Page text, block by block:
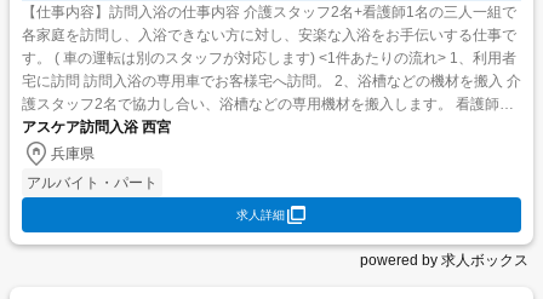
【仕事内容】訪問入浴の仕事内容 介護スタッフ2名+看護師1名の三人一組で
各家庭を訪問し、入浴できない方に対し、安楽な入浴をお手伝いする仕事で
す。 ( 車の運転は別のスタッフが対応します) <1件あたりの流れ> 1、利用者
宅に訪問 訪問入浴の専用車でお客様宅へ訪問。 2、浴槽などの機材を搬入 介
護スタッフ2名で協力し合い、浴槽などの専用機材を搬入します。 看護師は
利用者様のバイタルを測定し...
アスケア訪問入浴 西宮
兵庫県
アルバイト・パート
求人詳細
powered by 求人ボックス